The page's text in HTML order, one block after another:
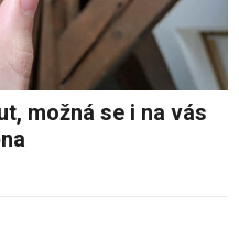
možná se i na vás